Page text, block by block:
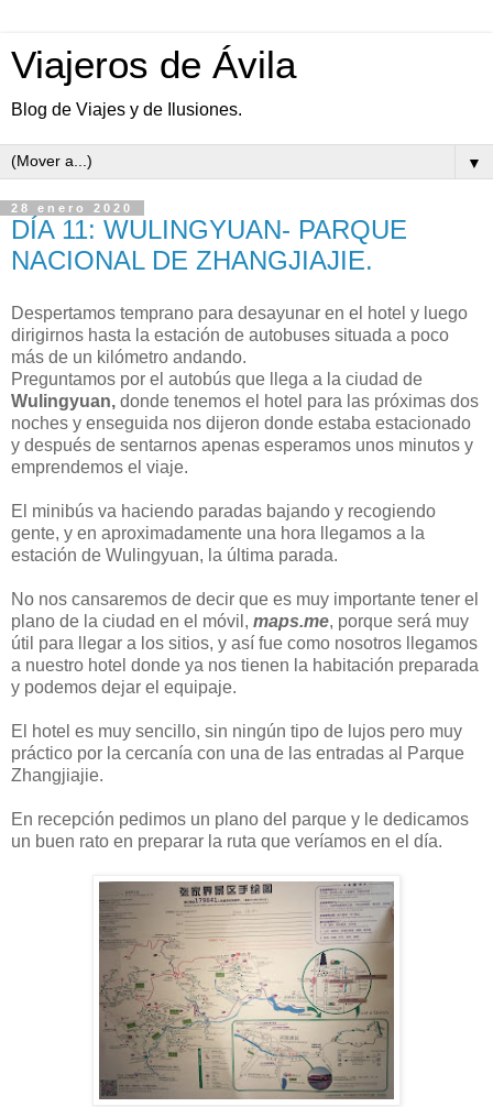
Viajeros de Ávila
Blog de Viajes y de Ilusiones.
▼
28 enero 2020
DÍA 11: WULINGYUAN- PARQUE
NACIONAL DE ZHANGJIAJIE.
Despertamos temprano para desayunar en el hotel y luego
dirigirnos hasta la estación de autobuses situada a poco
más de un kilómetro andando.
Preguntamos por el autobús que llega a la ciudad de
Wulingyuan, donde tenemos el hotel para las próximas dos
noches y enseguida nos dijeron donde estaba estacionado
y después de sentarnos apenas esperamos unos minutos y
emprendemos el viaje.
El minibús va haciendo paradas bajando y recogiendo
gente, y en aproximadamente una hora llegamos a la
estación de Wulingyuan, la última parada.
No nos cansaremos de decir que es muy importante tener el
plano de la ciudad en el móvil, maps.me, porque será muy
útil para llegar a los sitios, y así fue como nosotros llegamos
a nuestro hotel donde ya nos tienen la habitación preparada
y podemos dejar el equipaje.
El hotel es muy sencillo, sin ningún tipo de lujos pero muy
práctico por la cercanía con una de las entradas al Parque
Zhangjiajie.
En recepción pedimos un plano del parque y le dedicamos
un buen rato en preparar la ruta que veríamos en el día.